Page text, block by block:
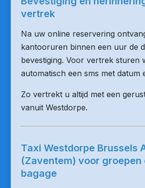
vertrek
Na uw online reservering
kantooruren binnen een uur de
bevestiging. Voor vertrek sturen
automatisch een sms met datum
Zo vertrekt u altijd met een
vanuit Westdorpe.
Taxi Westdorpe Brussels
(Zaventem) voor groepen
bagage